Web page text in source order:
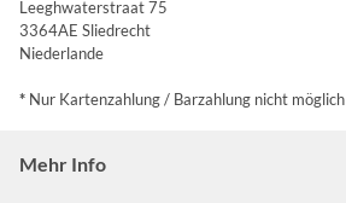
Leeghwaterstraat 75
3364AE Sliedrecht
Niederlande
* Nur Kartenzahlung / Barzahlung nicht möglich
Mehr Info